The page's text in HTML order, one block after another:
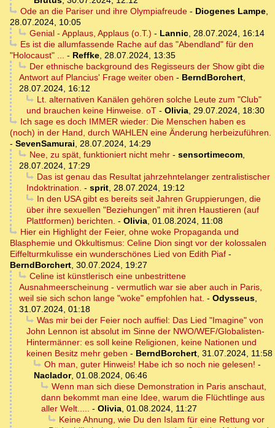
Ode an die Pariser und ihre Olympiafreude- Diogenes Lampe,
28.07.2024, 10:05
Genial - Applaus, Applaus (o.T.) - Lannic, 28.07.2024, 16:14
Es ist die allumfassende Rache auf das "Abendland" für den
"Holocaust" ... - Reffke, 28.07.2024, 13:35
Der ethnische background des Regisseurs der Show gibt die
Antwort auf Plancius' Frage weiter oben - BerndBorchert,
28.07.2024, 16:12
Lt. alternativen Kanälen gehören solche Leute zum "Club"
und brauchen keine Hinweise. oT - Olivia, 29.07.2024, 18:30
Ich sage es doch IMMER wieder: Die Menschen haben es
(noch) in der Hand, durch WAHLEN eine Änderung herbeizuführen.
- SevenSamurai, 28.07.2024, 14:29
Nee, zu spät, funktioniert nicht mehr- sensortimecom,
28.07.2024, 17:29
Das ist genau das Resultat jahrzehntelanger zentralistischer
Indoktrination. - sprit, 28.07.2024, 19:12
In den USA gibt es bereits seit Jahren Gruppierungen, die
über ihre sexuellen "Beziehungen" mit ihren Haustieren (auf
Plattformen) berichten. - Olivia, 01.08.2024, 11:08
Hier ein Highlight der Feier, ohne woke Propaganda und
Blasphemie und Okkultismus: Celine Dion singt vor der kolossalen
Eiffelturmkulisse ein wunderschönes Lied von Edith Piaf -
BerndBorchert, 30.07.2024, 19:27
Celine ist künstlerisch eine unbestrittene
Ausnahmeerscheinung - vermutlich war sie aber auch in Paris,
weil sie sich schon lange "woke" empfohlen hat. - Odysseus,
31.07.2024, 01:18
Was mir bei der Feier noch auffiel: Das Lied "Imagine" von
John Lennon ist absolut im Sinne der NWO/WEF/Globalisten-
Hintermänner: es soll keine Religionen, keine Nationen und
keinen Besitz mehr geben - BerndBorchert, 31.07.2024, 11:58
Oh man, guter Hinweis! Habe ich so noch nie gelesen! -
Naclador, 01.08.2024, 06:46
Wenn man sich diese Demonstration in Paris anschaut,
dann bekommt man eine Idee, warum die Flüchtlinge aus
aller Welt..... - Olivia, 01.08.2024, 11:27
Keine Ahnung, wie Du den Islam für eine Rettung vor